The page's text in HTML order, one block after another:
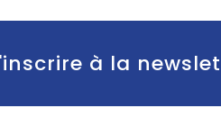
à la